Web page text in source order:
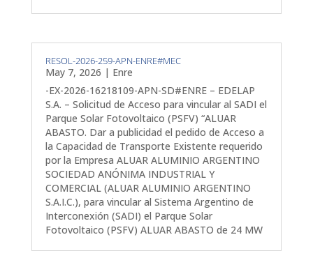
RESOL-2026-259-APN-ENRE#MEC
May 7, 2026 | Enre
-EX-2026-16218109-APN-SD#ENRE – EDELAP
S.A. – Solicitud de Acceso para vincular al SADI el
Parque Solar Fotovoltaico (PSFV) “ALUAR
ABASTO. Dar a publicidad el pedido de Acceso a
la Capacidad de Transporte Existente requerido
por la Empresa ALUAR ALUMINIO ARGENTINO
SOCIEDAD ANÓNIMA INDUSTRIAL Y
COMERCIAL (ALUAR ALUMINIO ARGENTINO
S.A.I.C.), para vincular al Sistema Argentino de
Interconexión (SADI) el Parque Solar
Fotovoltaico (PSFV) ALUAR ABASTO de 24 MW